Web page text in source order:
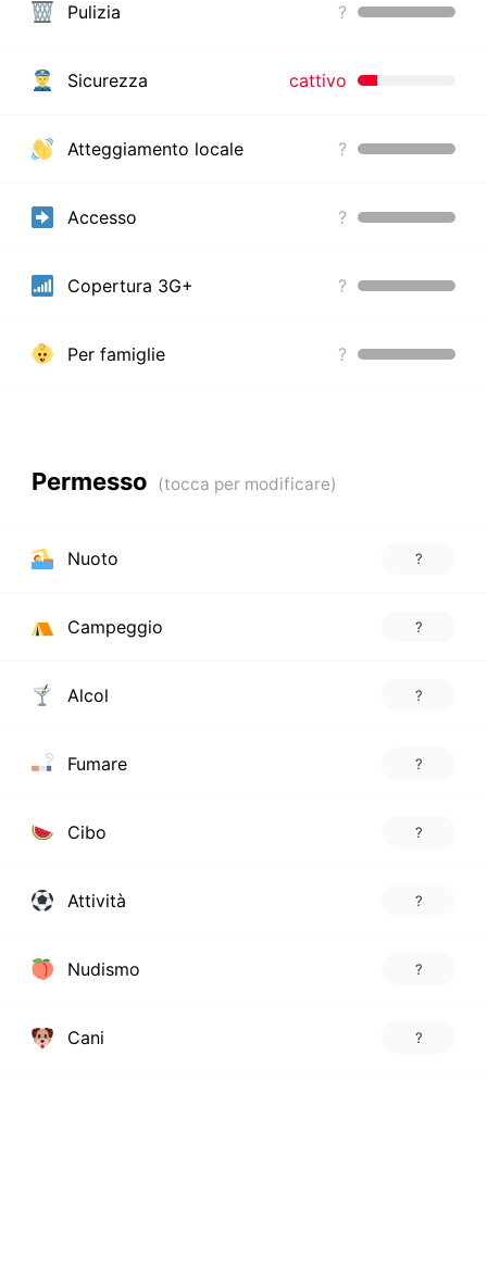
Pulizia ?
Sicurezza cattivo
Atteggiamento locale ?
Accesso ?
Copertura 3G+ ?
Per famiglie ?
Permesso
Nuoto ?
Campeggio ?
Alcol ?
Fumare ?
Cibo ?
Attività ?
Nudismo ?
Cani ?